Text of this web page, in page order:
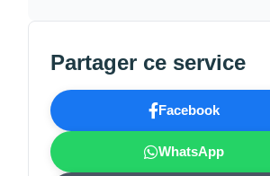
Partager ce service
Facebook
WhatsApp